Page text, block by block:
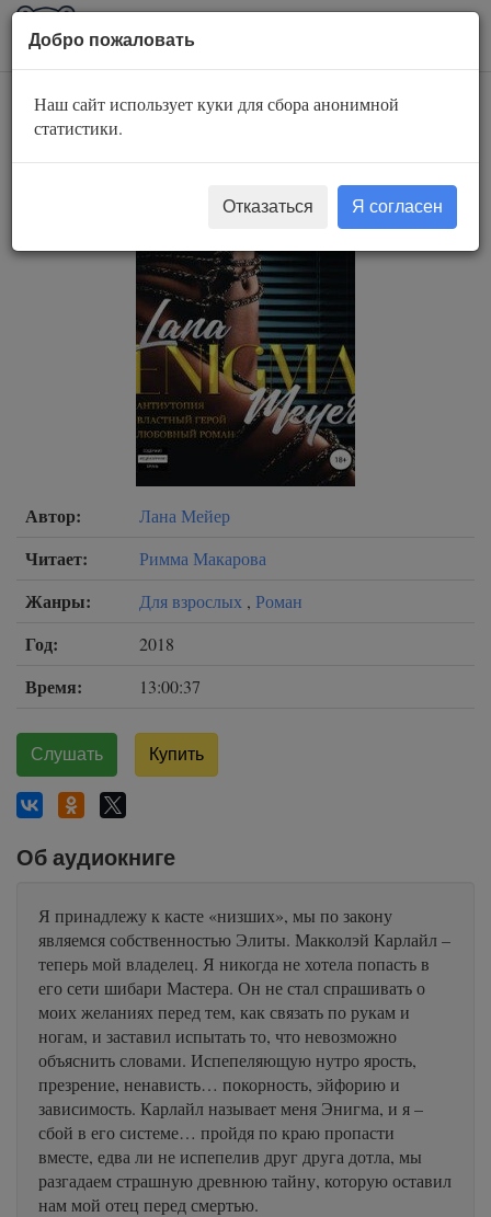
AuBook.org
Энигма. Часть 1
Автор: Лана Мейер
Читает: Римма Макарова
Жанры: Для взрослых , Роман
Год: 2018
Время: 13:00:37
Слушать Купить
Об аудиокниге
Я принадлежу к касте «низших», мы по закону
являемся собственностью Элиты. Макколэй Карлайл –
теперь мой владелец. Я никогда не хотела попасть в
его сети шибари Мастера. Он не стал спрашивать о
моих желаниях перед тем, как связать по рукам и
ногам, и заставил испытать то, что невозможно
объяснить словами. Испепеляющую нутро ярость,
презрение, ненависть… покорность, эйфорию и
зависимость. Карлайл называет меня Энигма, и я –
сбой в его системе… пройдя по краю пропасти
вместе, едва ли не испепелив друг друга дотла, мы
разгадаем страшную древнюю тайну, которую оставил
нам мой отец перед смертью.
Добро пожаловать
Наш сайт использует куки для сбора анонимной
статистики.
Отказаться Я согласен